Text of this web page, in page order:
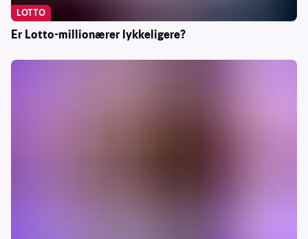
Er Lotto-millionærer lykkeligere?
LOTTO